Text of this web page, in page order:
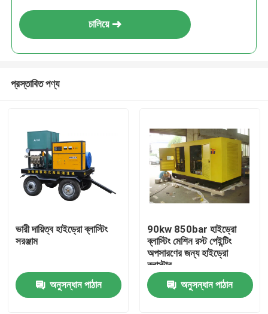
চালিয়ে
প্রস্তাবিত পণ্য
ভারী দায়িত্ব হাইড্রো ব্লাস্টিং
সরঞ্জাম
অনুসন্ধান পাঠান
90kw 850bar হাইড্রো
ব্লাস্টিং মেশিন রস্ট পেইন্টিং
অপসারণের জন্য হাইড্রো
ব্লাস্টার
অনুসন্ধান পাঠান